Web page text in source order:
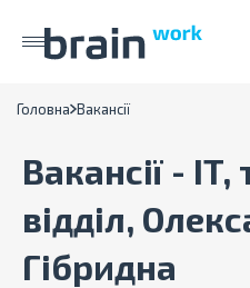
Головна Вакансії
Вакансії - IT,
відділ,
Гібридна